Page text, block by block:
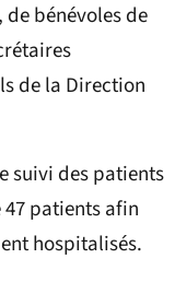
de bénévoles de
de la Direction
suivi des patients
patients afin
hospitalisés.